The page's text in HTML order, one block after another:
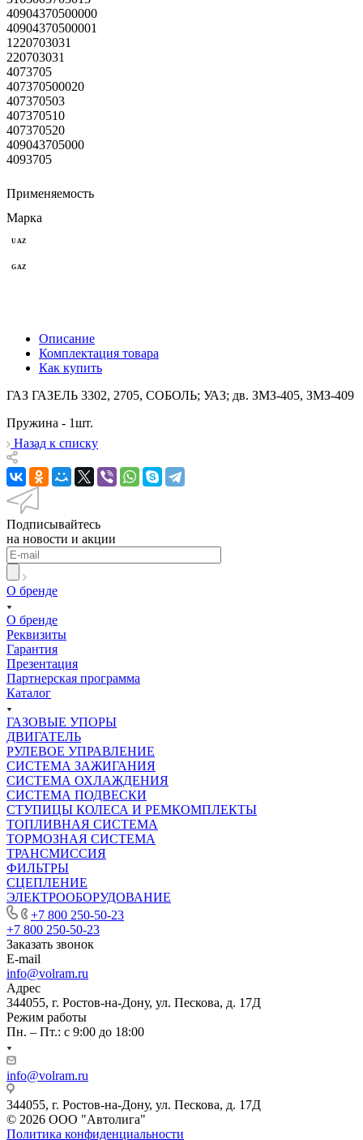
40904370500000
40904370500001
1220703031
220703031
4073705
407370500020
407370503
407370510
407370520
409043705000
4093705
Применяемость
Марка
UAZ
GAZ
Описание
Комплектация товара
Как купить
ГАЗ ГАЗЕЛЬ 3302, 2705, СОБОЛЬ; УАЗ; дв. ЗМЗ-405, ЗМЗ-409
Пружина - 1шт.
Назад к списку
Подписывайтесь
на новости и акции
О бренде
О бренде
Реквизиты
Гарантия
Презентация
Партнерская программа
Каталог
ГАЗОВЫЕ УПОРЫ
ДВИГАТЕЛЬ
РУЛЕВОЕ УПРАВЛЕНИЕ
СИСТЕМА ЗАЖИГАНИЯ
СИСТЕМА ОХЛАЖДЕНИЯ
СИСТЕМА ПОДВЕСКИ
СТУПИЦЫ КОЛЕСА И РЕМКОМПЛЕКТЫ
ТОПЛИВНАЯ СИСТЕМА
ТОРМОЗНАЯ СИСТЕМА
ТРАНСМИССИЯ
ФИЛЬТРЫ
СЦЕПЛЕНИЕ
ЭЛЕКТРООБОРУДОВАНИЕ
+7 800 250-50-23
+7 800 250-50-23
Заказать звонок
E-mail
info@volram.ru
Адрес
344055, г. Ростов-на-Дону, ул. Пескова, д. 17Д
Режим работы
Пн. – Пт.: с 9:00 до 18:00
info@volram.ru
344055, г. Ростов-на-Дону, ул. Пескова, д. 17Д
© 2026 ООО "Автолига"
Политика конфиденциальности